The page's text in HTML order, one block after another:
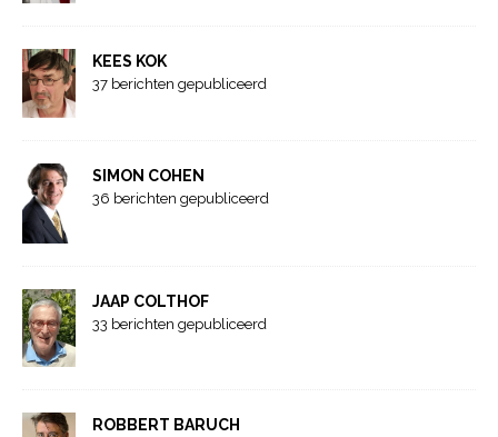
KEES KOK
37 berichten gepubliceerd
SIMON COHEN
36 berichten gepubliceerd
JAAP COLTHOF
33 berichten gepubliceerd
ROBBERT BARUCH